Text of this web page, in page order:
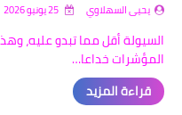
يحيى السهلاوي
السيولة أقل مما تبدو عليه،
المؤشرات خداعا…
قراءة المزيد